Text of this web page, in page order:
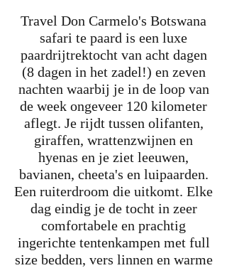
Travel Don Carmelo's Botswana
safari te paard is een luxe
paardrijtrektocht van acht dagen
(8 dagen in het zadel!) en zeven
nachten waarbij je in de loop van
de week ongeveer 120 kilometer
aflegt. Je rijdt tussen olifanten,
giraffen, wrattenzwijnen en
hyenas en je ziet leeuwen,
bavianen, cheeta's en luipaarden.
Een ruiterdroom die uitkomt. Elke
dag eindig je de tocht in zeer
comfortabele en prachtig
ingerichte tentenkampen met full
size bedden, vers linnen en warme